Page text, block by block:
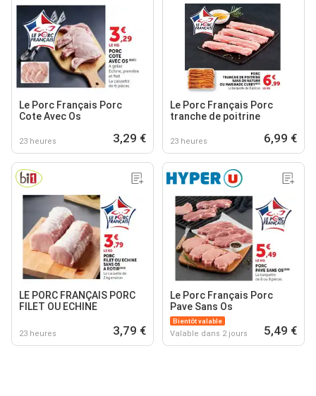
Le Porc Français Porc
Cote Avec Os
23 heures 3,29 €
Le Porc Français Porc
tranche de poitrine
23 heures 6,99 €
LE PORC FRANÇAIS PORC
FILET OU ECHINE
23 heures 3,79 €
Le Porc Français Porc
Pave Sans Os
Bientôt valable
Valable dans 2 jours 5,49 €